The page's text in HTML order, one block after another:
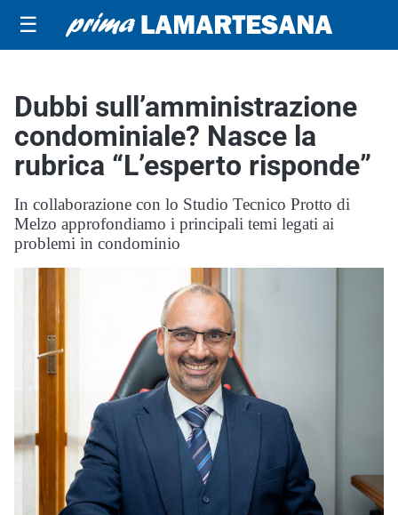
☰
Dubbi sull’amministrazione
condominiale? Nasce la
rubrica “L’esperto risponde”
In collaborazione con lo Studio Tecnico Protto di
Melzo approfondiamo i principali temi legati ai
problemi in condominio